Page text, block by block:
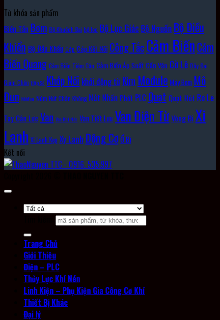
Từ khóa sản phẩm
Biến Tần Bơm Bộ Khuếch Đại bộ lọc Bộ Lục Giác Bộ Nguồn Bộ Điều
Khiển Bộ Đầu Khẩu Cáp Cáp Kết Nối Công TắcCảm BiếnCảm
Biến Quang Cảm Biến Tiệm Cận Cảm Biến Áp Suất Cần Vặn Cờ Lê Dây Đai
Giảm Chấn Hộp Số Khớp Nối khởi động từ Kìm Module Máy Bơm Mô
Đun Môđun Núm Hút Chân Không Nút Nhấn Phốt PLC Quạt Quạt Hút Rơ Le
Tay Cân Lực Van Van Khí Nén Van Tiết Lưu Van Điện TừVòng Bi Xi
Lanh Xi Lanh Kẹp Xy LanhĐộng CơỔ Bi
Kết nối
Trang Chủ
Giới Thiệu
Điện – PLC
Thủy Lực Khí Nén
Linh Kiện – Phụ Kiện Gia Công Cơ Khí
Thiết Bị Khác
Đại lý